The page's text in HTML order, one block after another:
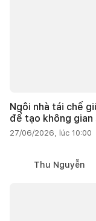
Ngôi nhà tái chế
để tạo không gian
27/06/2026, lúc 10:00
Thu Nguyễn